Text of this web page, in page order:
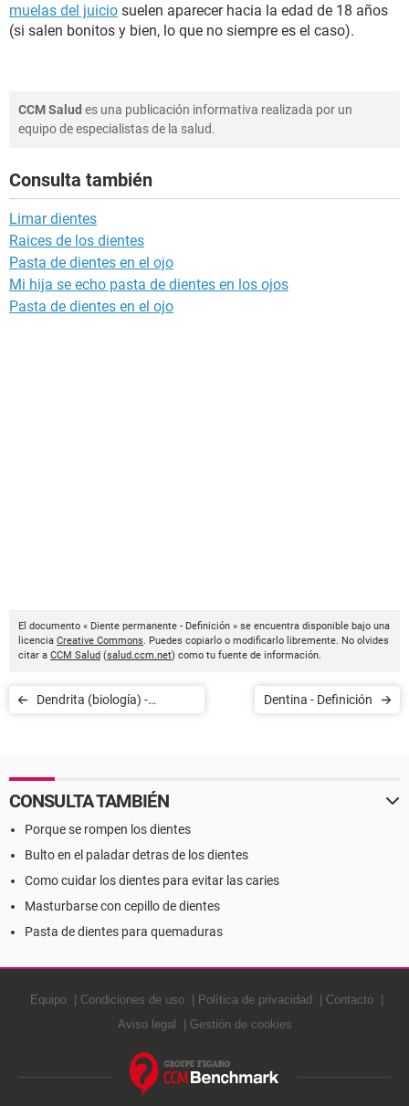
muelas del juicio suelen aparecer hacia la edad de 18 años
(si salen bonitos y bien, lo que no siempre es el caso).
CCM Salud es una publicación informativa realizada por un
equipo de especialistas de la salud.
Consulta también
Limar dientes
Raices de los dientes
Pasta de dientes en el ojo
Mi hija se echo pasta de dientes en los ojos
Pasta de dientes en el ojo
El documento « Diente permanente - Definición » se encuentra disponible bajo una
licencia Creative Commons. Puedes copiarlo o modificarlo libremente. No olvides
citar a CCM Salud (salud.ccm.net) como tu fuente de información.
Dendrita (biología) -
Dentina - Definición
CONSULTA TAMBIÉN
Porque se rompen los dientes
Bulto en el paladar detras de los dientes
Como cuidar los dientes para evitar las caries
Masturbarse con cepillo de dientes
Pasta de dientes para quemaduras
Equipo Condiciones de uso Política de privacidad
Contacto
Aviso legal
Gestión de cookies